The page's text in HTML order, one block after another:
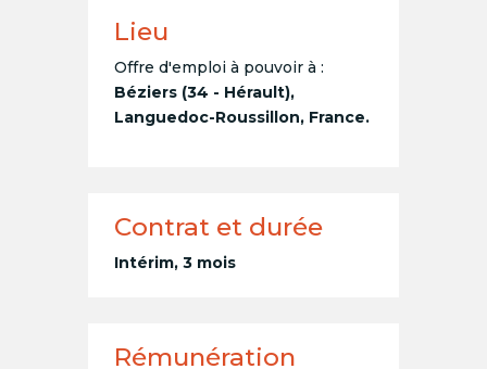
Lieu
Offre d'emploi à pouvoir à :
Béziers (34 - Hérault),
Languedoc-Roussillon, France.
Contrat et durée
Intérim, 3 mois
Rémunération